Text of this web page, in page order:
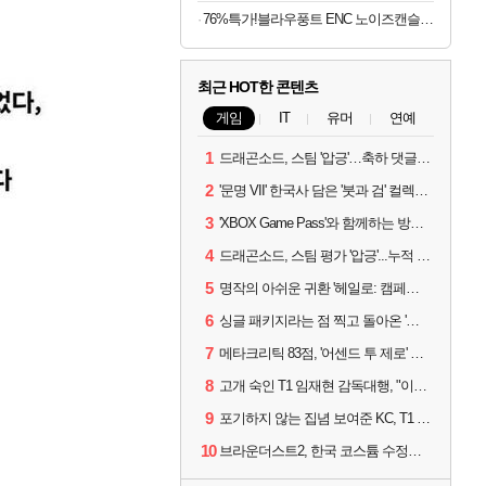
76%특가!블라우풍트 ENC 노이즈캔슬링 블루투스5.4 무선이어폰
최근 HOT한 콘텐츠
게임 IT 유머 연예
1 드래곤소드, 스팀 '압긍'…축하 댓글 달고 게임 코드 받자!
2 '문명 VII' 한국사 담은 '붓과 검' 컬렉션 파트 2 출시
3 'XBOX Game Pass'와 함께하는 방구석 피서 게임 4종!
4 드래곤소드, 스팀 평가 '압긍'...누적 판매량 20만장 돌파
5 명작의 아쉬운 귀환 '헤일로: 캠페인 이볼브드'
6 싱글 패키지라는 점 찍고 돌아온 '드래곤소드: 어웨이크닝'
7 메타크리틱 83점, '어센드 투 제로' 정식 출시!
8 고개 숙인 T1 임재현 감독대행, "이른 탈락에 죄송한 마음 뿐"
9 포기하지 않는 집념 보여준 KC, T1 잡았다
10 브라운더스트2, 한국 코스튬 수정… 이준희 PD "안 하면 서비스 지속 불가"